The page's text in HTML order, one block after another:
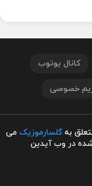
کانال یوتوب
خصوصی
بهگلسارموزیک می
در وب آیدین